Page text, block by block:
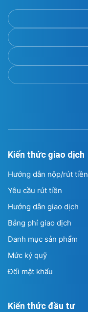
Kiến thức giao dịch
Hướng dẫn nộp/rút tiền
Yêu cầu rút tiền
Hướng dẫn giao dịch
Bảng phí giao dịch
Danh mục sản phẩm
Mức ký quỹ
Đổi mật khẩu
Kiến thức đầu tư